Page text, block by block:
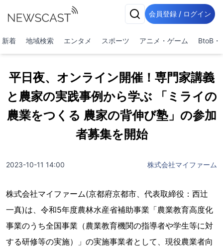
会員登録 / ログイン
新着 地域検索 エンタメ スポーツ アニメ・ゲーム BtoB・
平日夜、オンライン開催！専門家講義
と農家の実践事例から学ぶ 「ミライの
農業をつくる 農家の背伸び塾」の参加
者募集を開始
2023-10-11 14:00 株式会社マイファーム
株式会社マイファーム(京都府京都市、代表取締役：西辻
⼀真)は、令和5年度農林水産省補助事業「農業教育高度化
事業のうち全国事業（農業教育機関の指導者や学生等に対
する研修等の実施）」の実施事業者として、現役農業者向